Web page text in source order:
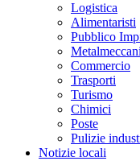
Logistica
Alimentaristi
Pubblico
Commercio
Trasporti
Turismo
Chimici
Poste
Pulizie
Notizie locali